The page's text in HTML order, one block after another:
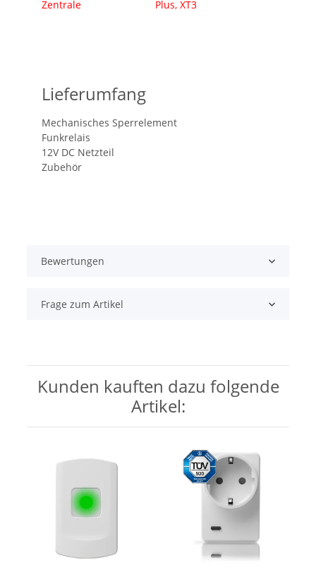
Zentrale
Plus, XT3
Lieferumfang
Mechanisches Sperrelement
Funkrelais
12V DC Netzteil
Zubehör
Bewertungen
Frage zum Artikel
Kunden kauften dazu folgende
Artikel: